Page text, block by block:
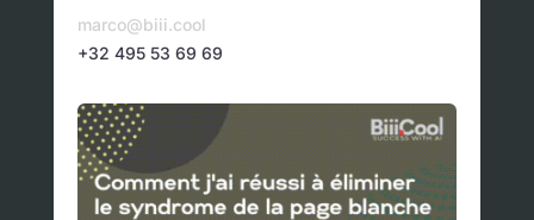
marco@biii.cool
+32 495 53 69 69